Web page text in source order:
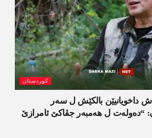
کوردستان
داخویانیێن بالکێش ل سەر
“دەولەت ل ھەمبەر جڤاکێ ئامرازێ